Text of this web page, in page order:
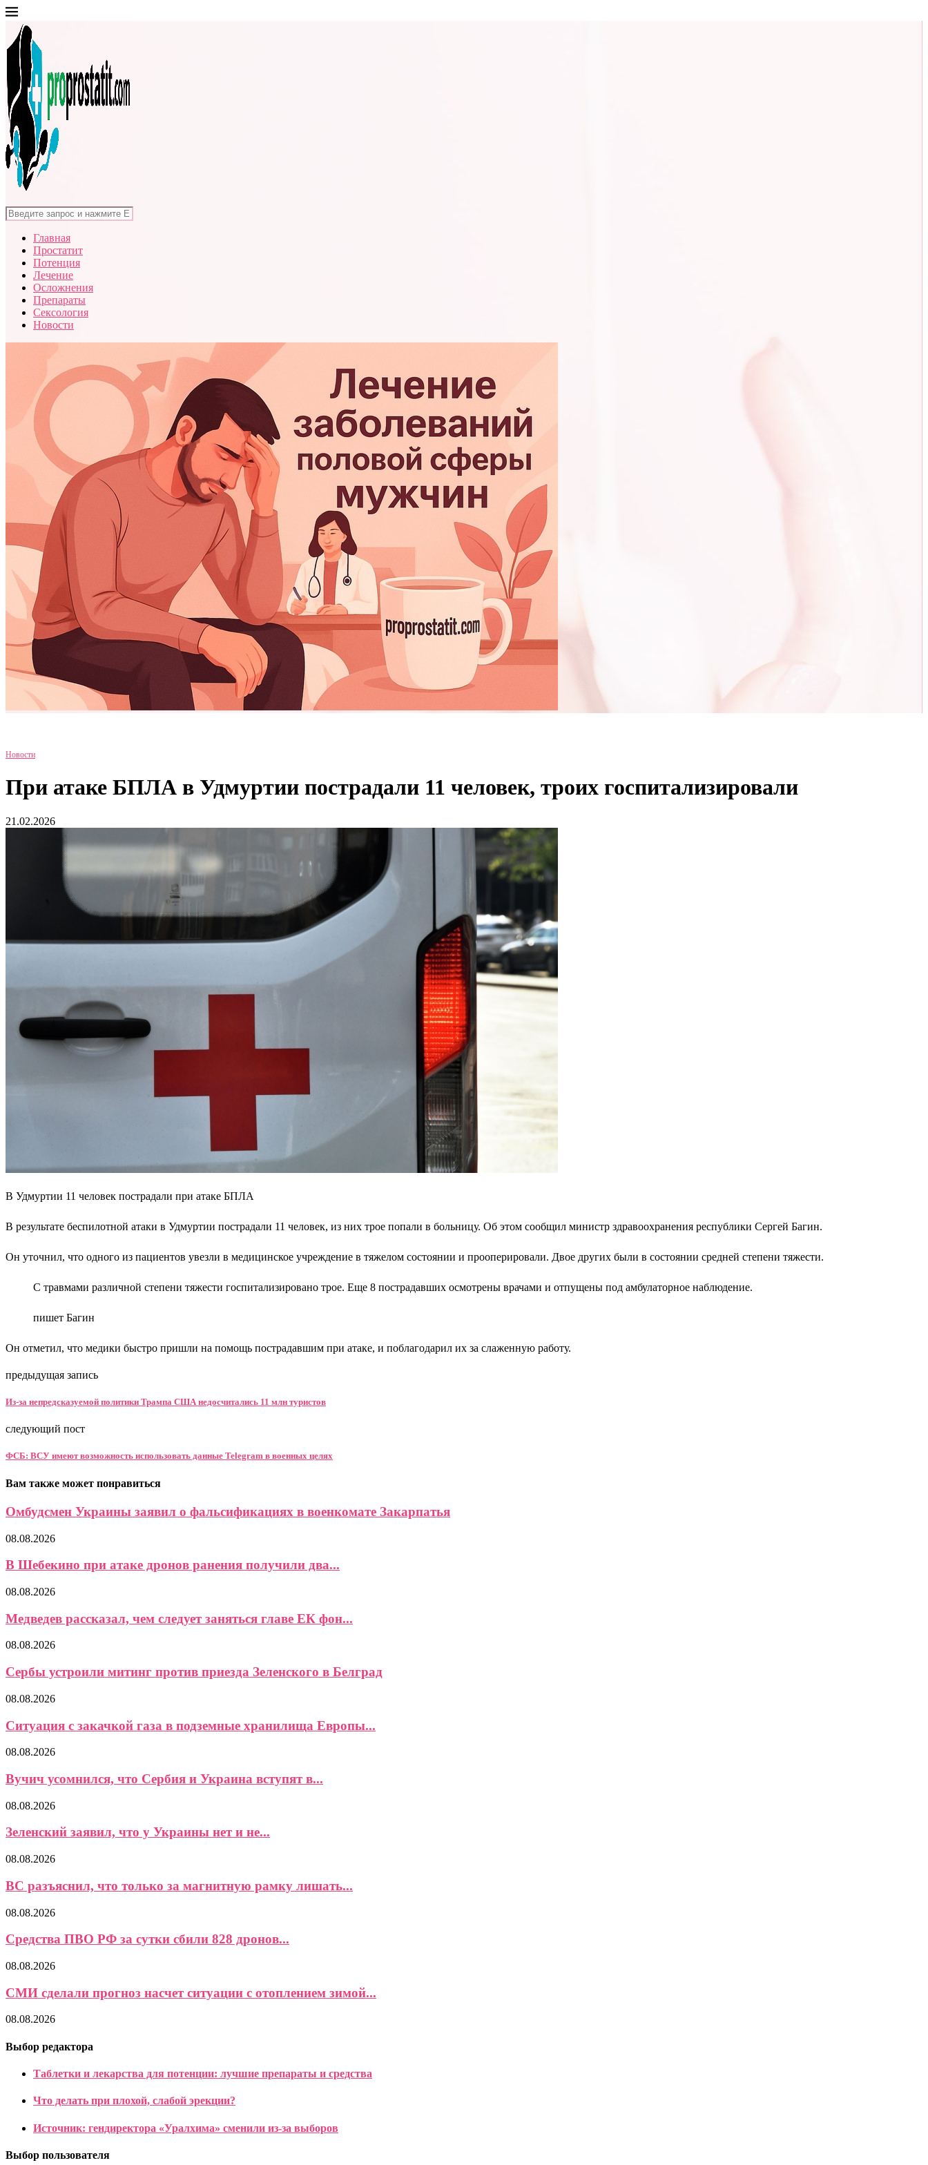
Главная
Простатит
Потенция
Лечение
Осложнения
Препараты
Сексология
Новости
Новости
При атаке БПЛА в Удмуртии пострадали 11 человек, троих госпитализировали
21.02.2026
В Удмуртии 11 человек пострадали при атаке БПЛА
В результате беспилотной атаки в Удмуртии пострадали 11 человек, из них трое попали в больницу. Об этом сообщил министр здравоохранения республики Сергей Багин.
Он уточнил, что одного из пациентов увезли в медицинское учреждение в тяжелом состоянии и прооперировали. Двое других были в состоянии средней степени тяжести.
С травмами различной степени тяжести госпитализировано трое. Еще 8 пострадавших осмотрены врачами и отпущены под амбулаторное наблюдение.
пишет Багин
Он отметил, что медики быстро пришли на помощь пострадавшим при атаке, и поблагодарил их за слаженную работу.
предыдущая запись
Из-за непредсказуемой политики Трампа США недосчитались 11 млн туристов
следующий пост
ФСБ: ВСУ имеют возможность использовать данные Telegram в военных целях
Вам также может понравиться
Омбудсмен Украины заявил о фальсификациях в военкомате Закарпатья
08.08.2026
В Шебекино при атаке дронов ранения получили два...
08.08.2026
Медведев рассказал, чем следует заняться главе ЕК фон...
08.08.2026
Сербы устроили митинг против приезда Зеленского в Белград
08.08.2026
Ситуация с закачкой газа в подземные хранилища Европы...
08.08.2026
Вучич усомнился, что Сербия и Украина вступят в...
08.08.2026
Зеленский заявил, что у Украины нет и не...
08.08.2026
ВС разъяснил, что только за магнитную рамку лишать...
08.08.2026
Средства ПВО РФ за сутки сбили 828 дронов...
08.08.2026
СМИ сделали прогноз насчет ситуации с отоплением зимой...
08.08.2026
Выбор редактора
Таблетки и лекарства для потенции: лучшие препараты и средства
Что делать при плохой, слабой эрекции?
Источник: гендиректора «Уралхима» сменили из-за выборов
Выбор пользователя